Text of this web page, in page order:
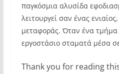
παγκόσμια αλυσίδα
λειτουργεί σαν ένας
μεταφοράς. Όταν ένα τμήμα
εργοστάσιο σταματά μέσα
Thank you for reading